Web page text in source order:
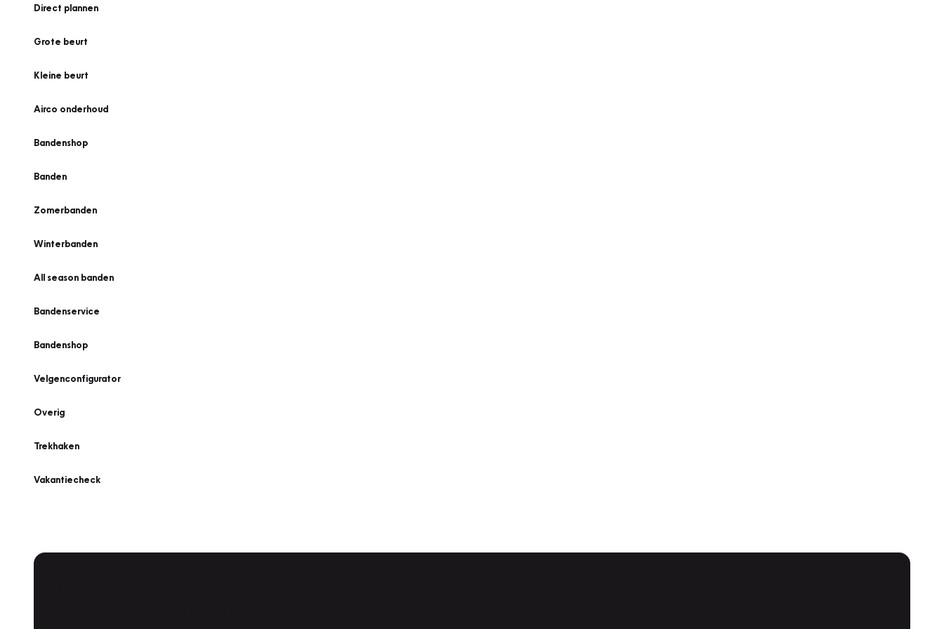
Direct plannen
Grote beurt
Kleine beurt
Airco onderhoud
Bandenshop
Banden
Zomerbanden
Winterbanden
All season banden
Bandenservice
Bandenshop
Velgenconfigurator
Overig
Trekhaken
Vakantiecheck